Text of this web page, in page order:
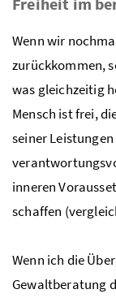
Wenn wir
zurückkommen,
was gleichzeitig
Mensch ist frei,
seiner
inneren
schaffen
Wenn ich die
Gewaltberatung